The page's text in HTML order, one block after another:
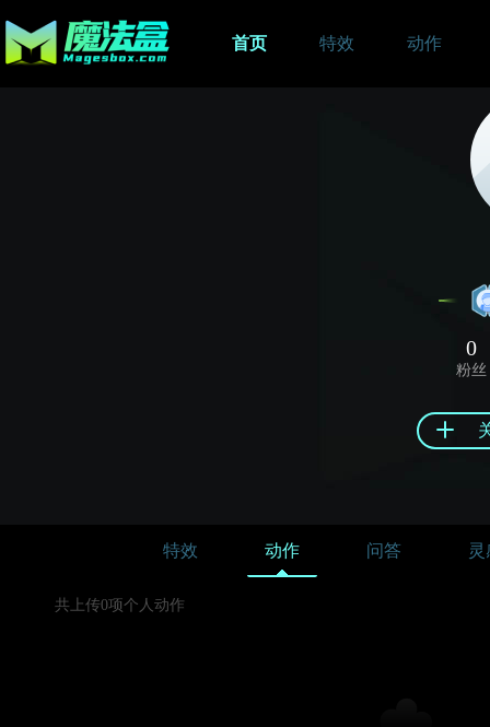
首页 特效 动作
0
粉丝
特效 动作 问答 灵
共上传0项个人动作